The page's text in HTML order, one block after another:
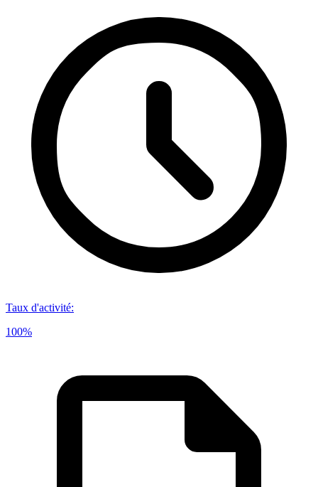
Taux d'activité:
100%